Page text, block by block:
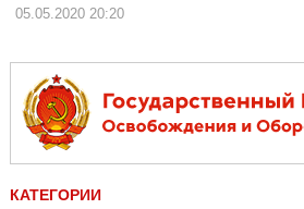
05.05.2020 20:20
КАТЕГОРИИ